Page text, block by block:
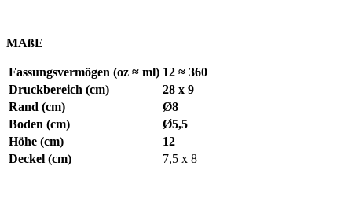
MAßE
Fassungsvermögen (oz ≈ ml) 12 ≈ 360
Druckbereich (cm)
28 x 9
Rand (cm)
Ø8
Boden (cm)
Ø5,5
Höhe (cm)
12
Deckel (cm)
7,5 x 8